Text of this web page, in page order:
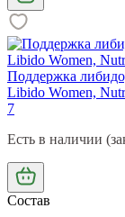
Поддержка
Libido Women,
7
Есть в наличии
Состав